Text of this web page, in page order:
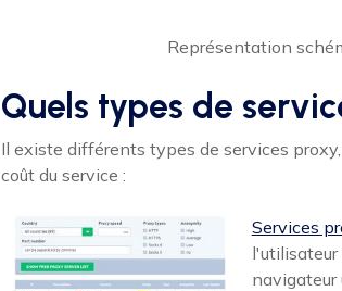
Représentation
Quels types de
Il existe différents types de services
coût du service :
Services
l'utilisateur
navigateur